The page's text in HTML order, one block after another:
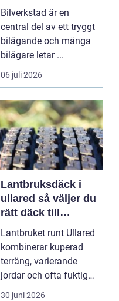
Bilverkstad är en
central del av ett tryggt
bilägande och många
bilägare letar ...
06 juli 2026
Lantbruksdäck i
ullared så väljer du
rätt däck till
gårdens maskiner
Lantbruket runt Ullared
kombinerar kuperad
terräng, varierande
jordar och ofta fuktigt
väder. Valet ...
30 juni 2026